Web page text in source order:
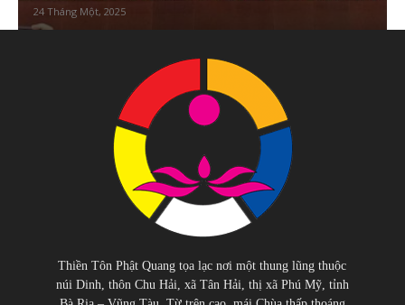
24 Tháng Một, 2025
Thiền Tôn Phật Quang tọa lạc nơi một thung lũng thuộc
núi Dinh, thôn Chu Hải, xã Tân Hải, thị xã Phú Mỹ, tỉnh